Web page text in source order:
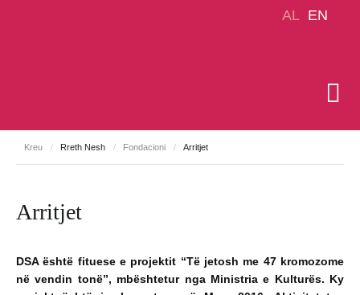
Kreu / Rreth Nesh / Fondacioni / Arritjet
Arritjet
DSA është fituese e projektit “Të jetosh me 47 kromozome
në vendin tonë”, mbështetur nga Ministria e Kulturës. Ky
AL EN